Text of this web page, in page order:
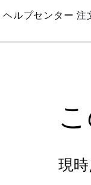
Skip
Main
ヘルプセンター 注
現